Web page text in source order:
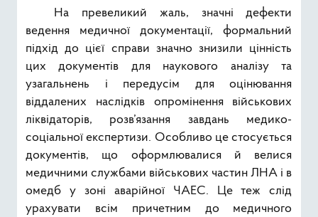
На превеликий жаль, значні дефекти
ведення медичної документації, формальний
підхід до цієї справи значно знизили цінність
цих документів для наукового аналізу та
узагальнень і передусім для оцінювання
віддалених наслідків опромінення військових
ліквідаторів, розв’язання завдань медико-
соціальної експертизи. Особливо це стосується
документів, що оформлювалися й велися
медичними службами військових частин ЛНА і в
омедб у зоні аварійної ЧАЕС. Це теж слід
урахувати всім причетним до медичного